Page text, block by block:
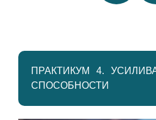
ПРАКТИКУМ 4.
СПОСОБНОСТИ